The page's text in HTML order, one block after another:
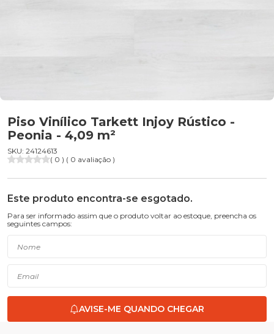
Piso Vinílico Tarkett Injoy Rústico -
Peonia - 4,09 m²
SKU: 24124613
( 0 ) ( 0 avaliação )
Este produto encontra-se esgotado.
Para ser informado assim que o produto voltar ao estoque, preencha os
seguintes campos:
AVISE-ME QUANDO CHEGAR